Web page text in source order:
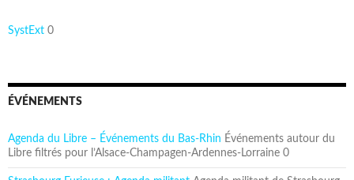
SystExt 0
ÉVÉNEMENTS
Agenda du Libre – Événements du Bas-Rhin Événements autour du
Libre filtrés pour l’Alsace-Champagen-Ardennes-Lorraine 0